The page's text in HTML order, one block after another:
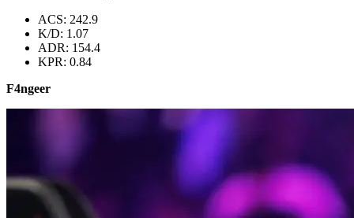
ACS: 242.9
K/D: 1.07
ADR: 154.4
KPR: 0.84
F4ngeer